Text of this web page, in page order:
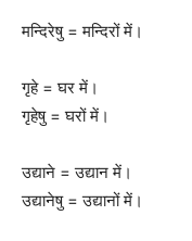
मन्दिरेषु = मन्दिरों में।
गृहे = घर में।
गृहेषु = घरों में।
उद्याने = उद्यान में।
उद्यानेषु = उद्यानों में।